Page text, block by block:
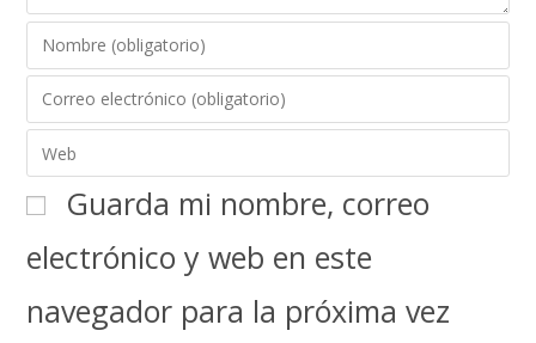
Guarda mi nombre, correo
electrónico y web en este
navegador para la próxima vez